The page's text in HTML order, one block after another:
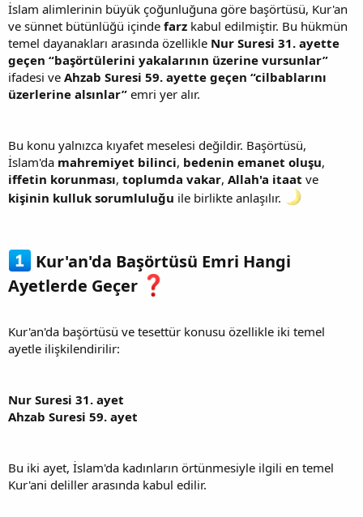
İslam alimlerinin büyük çoğunluğuna göre başörtüsü, Kur'an
ve sünnet bütünlüğü içinde farz kabul edilmiştir. Bu hükmün
temel dayanakları arasında özellikle Nur Suresi 31. ayette
geçen “başörtülerini yakalarının üzerine vursunlar”
ifadesi ve Ahzab Suresi 59. ayette geçen “cilbablarını
üzerlerine alsınlar” emri yer alır.
Bu konu yalnızca kıyafet meselesi değildir. Başörtüsü,
İslam'da mahremiyet bilinci, bedenin emanet oluşu,
iffetin korunması, toplumda vakar, Allah'a itaat ve
kişinin kulluk sorumluluğu ile birlikte anlaşılır.
Kur'an'da Başörtüsü Emri Hangi
Ayetlerde Geçer
Kur'an'da başörtüsü ve tesettür konusu özellikle iki temel
ayetle ilişkilendirilir:
Nur Suresi 31. ayet
Ahzab Suresi 59. ayet
Bu iki ayet, İslam'da kadınların örtünmesiyle ilgili en temel
Kur'ani deliller arasında kabul edilir.